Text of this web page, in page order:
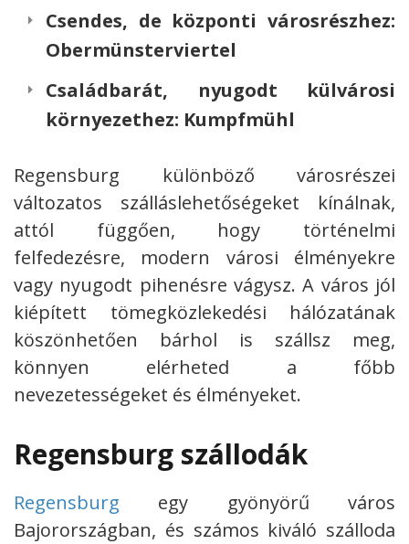
Csendes, de központi városrészhez:
Obermünsterviertel
Családbarát, nyugodt külvárosi
környezethez: Kumpfmühl
Regensburg különböző városrészei
változatos szálláslehetőségeket kínálnak,
attól függően, hogy történelmi
felfedezésre, modern városi élményekre
vagy nyugodt pihenésre vágysz. A város jól
kiépített tömegközlekedési hálózatának
köszönhetően bárhol is szállsz meg,
könnyen elérheted a főbb
nevezetességeket és élményeket.
Regensburg szállodák
Regensburg egy gyönyörű város
Bajorországban, és számos kiváló szálloda